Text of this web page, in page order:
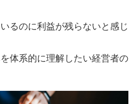
るのに利益が残らないと感じ
体系的に理解したい経営者の